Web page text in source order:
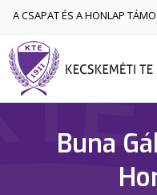
A CSAPAT ÉS A HONLAP
Buna